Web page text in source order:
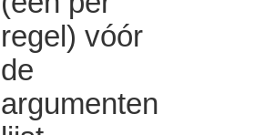
regel) vóór
de
argumenten